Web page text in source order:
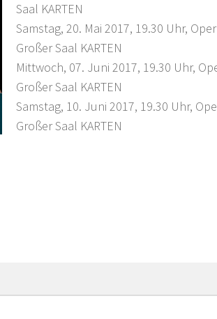
Saal KARTEN
Samstag, 20. Mai 2017, 19.30 Uhr,
Großer Saal KARTEN
Mittwoch, 07. Juni 2017, 19.30 Uhr,
Großer Saal KARTEN
Samstag, 10. Juni 2017, 19.30 Uhr,
Großer Saal KARTEN